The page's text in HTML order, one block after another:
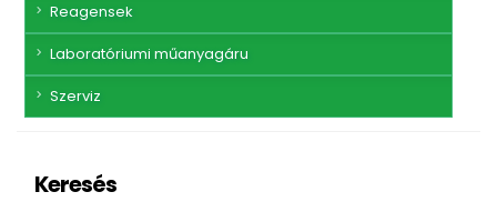
Reagensek
Laboratóriumi műanyagáru
Szerviz
Keresés